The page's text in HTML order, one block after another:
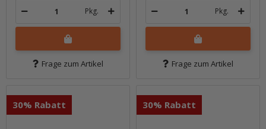
Pkg.
Frage zum Artikel
Pkg.
Frage zum Artikel
30% Rabatt 30% Rabatt